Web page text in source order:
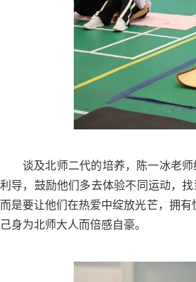
谈及北师二代的培养，陈一冰老
利导，鼓励他们多去体验不同运动，
而是要让他们在热爱中绽放光芒，拥
己身为北师大人而倍感自豪。